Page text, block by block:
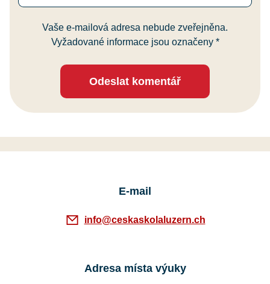
Vaše e-mailová adresa nebude zveřejněna.
Vyžadované informace jsou označeny *
Odeslat komentář
E-mail
info@ceskaskolaluzern.ch
Adresa místa výuky